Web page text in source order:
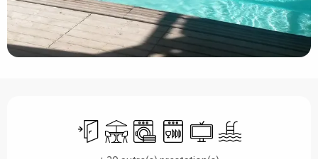
Entrée indépendante
TerrasseLave lingeLave vaisselle
Télévision
Piscine